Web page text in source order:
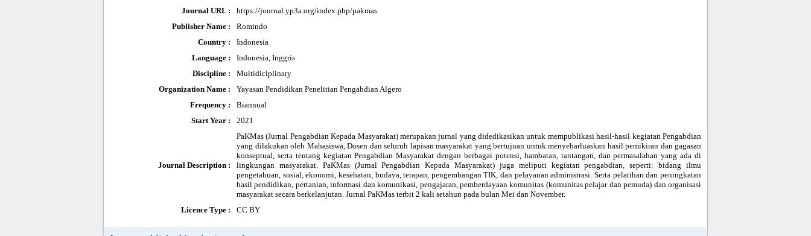
Journal URL :
https://journal.yp3a.org/index.php/pakmas
Publisher Name :
Romindo
Country :
Indonesia
Language :
Indonesia, Inggris
Discipline :
Multidiciplinary
Organization Name :
Yayasan Pendidikan Penelitian Pengabdian Algero
Frequency :
Biannual
Start Year :
2021
Journal Description :
PaKMas (Jurnal Pengabdian Kepada Masyarakat) merupakan jurnal yang didedikasikan untuk mempublikasi hasil-hasil kegiatan Pengabdian
yang dilakukan oleh Mahasiswa, Dosen dan seluruh lapisan masyarakat yang bertujuan untuk menyebarluaskan hasil pemikiran dan gagasan
konseptual, serta tentang kegiatan Pengabdian Masyarakat dengan berbagai potensi, hambatan, tantangan, dan permasalahan yang ada di
lingkungan masyarakat. PaKMas (Jurnal Pengabdian Kepada Masyarakat) juga meliputi kegiatan pengabdian, seperti: bidang ilmu
pengetahuan, sosial, ekonomi, kesehatan, budaya, terapan, pengembangan TIK, dan pelayanan administrasi. Serta pelatihan dan peningkatan
hasil pendidikan, pertanian, informasi dan komunikasi, pengajaran, pemberdayaan komunitas (komunitas pelajar dan pemuda) dan organisasi
masyarakat secara berkelanjutan. Jurnal PaKMas terbit 2 kali setahun pada bulan Mei dan November.
Licence Type :
CC BY